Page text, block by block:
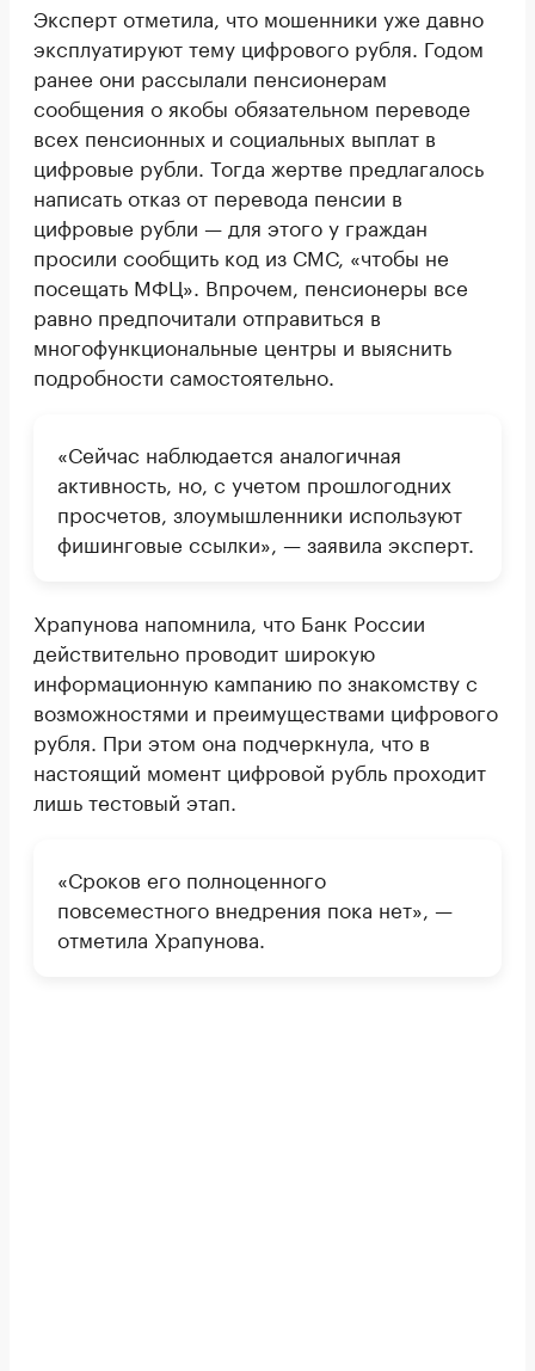
Эксперт отметила, что мошенники уже давно
эксплуатируют тему цифрового рубля. Годом
ранее они рассылали пенсионерам
сообщения о якобы обязательном переводе
всех пенсионных и социальных выплат в
цифровые рубли. Тогда жертве предлагалось
написать отказ от перевода пенсии в
цифровые рубли — для этого у граждан
просили сообщить код из СМС, «чтобы не
посещать МФЦ». Впрочем, пенсионеры все
равно предпочитали отправиться в
многофункциональные центры и выяснить
подробности самостоятельно.
«Сейчас наблюдается аналогичная
активность, но, с учетом прошлогодних
просчетов, злоумышленники используют
фишинговые ссылки», — заявила эксперт.
Храпунова напомнила, что Банк России
действительно проводит широкую
информационную кампанию по знакомству с
возможностями и преимуществами цифрового
рубля. При этом она подчеркнула, что в
настоящий момент цифровой рубль проходит
лишь тестовый этап.
«Сроков его полноценного
повсеместного внедрения пока нет», —
отметила Храпунова.